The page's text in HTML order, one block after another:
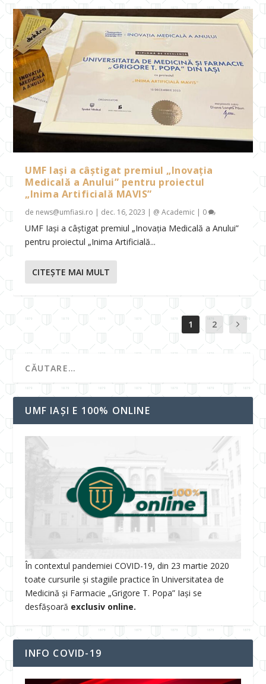
UMF Iași a câștigat premiul „Inovația
Medicală a Anului” pentru proiectul
„Inima Artificială MAVIS”
de news@umfiasi.ro | dec. 16, 2023 | @ Academic | 0
UMF Iași a câștigat premiul „Inovația Medicală a Anului”
pentru proiectul „Inima Artificială...
CITEŞTE MAI MULT
1 2
UMF IAȘI E 100% ONLINE
În contextul pandemiei COVID-19, din 23 martie 2020
toate cursurile și stagiile practice în Universitatea de
Medicină și Farmacie „Grigore T. Popa” Iași se
desfășoară exclusiv online.
INFO COVID-19